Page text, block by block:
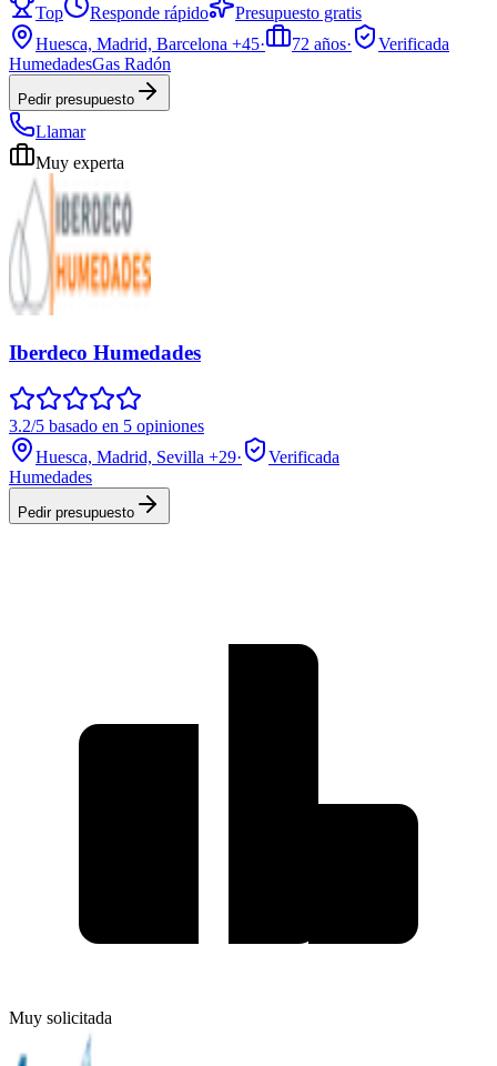
Top
Responde rápido
Presupuesto gratis
Huesca, Madrid, Barcelona +45· 72 años·
Verificada
HumedadesGas Radón
Pedir presupuesto
Llamar
Muy experta
Iberdeco Humedades
3.2/5 basado en 5 opiniones
Huesca, Madrid, Sevilla +29·
Verificada
Humedades
Pedir presupuesto
Muy solicitada